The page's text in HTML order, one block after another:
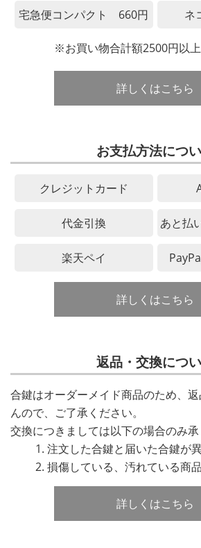
宅急便コンパクト 660円 ネ
※お買い物合計額2500円以
詳しくはこちら
お支払方法につ
クレジットカード
代金引換 あと払
楽天ペイ
詳しくはこちら
返品・交換につ
合鍵はオーダーメイド商品のため、
んので、ご了承ください。
交換につきましては以下の場合のみ承
注文した合鍵と届いた合鍵が
損傷している、汚れている商品
詳しくはこちら